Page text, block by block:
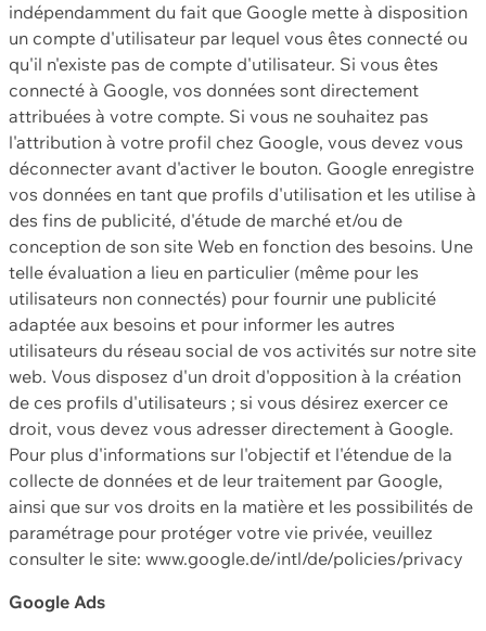
indépendamment du fait que Google mette à disposition
un compte d'utilisateur par lequel vous êtes connecté ou
qu'il n'existe pas de compte d'utilisateur. Si vous êtes
connecté à Google, vos données sont directement
attribuées à votre compte. Si vous ne souhaitez pas
l'attribution à votre profil chez Google, vous devez vous
déconnecter avant d'activer le bouton. Google enregistre
vos données en tant que profils d'utilisation et les utilise à
des fins de publicité, d'étude de marché et/ou de
conception de son site Web en fonction des besoins. Une
telle évaluation a lieu en particulier (même pour les
utilisateurs non connectés) pour fournir une publicité
adaptée aux besoins et pour informer les autres
utilisateurs du réseau social de vos activités sur notre site
web. Vous disposez d'un droit d'opposition à la création
de ces profils d'utilisateurs ; si vous désirez exercer ce
droit, vous devez vous adresser directement à Google.
Pour plus d'informations sur l'objectif et l'étendue de la
collecte de données et de leur traitement par Google,
ainsi que sur vos droits en la matière et les possibilités de
paramétrage pour protéger votre vie privée, veuillez
consulter le site: www.google.de/intl/de/policies/privacy
Google Ads